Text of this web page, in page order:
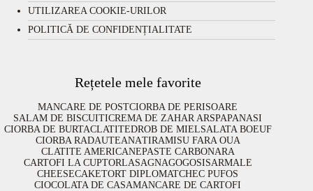
UTILIZAREA COOKIE-URILOR
POLITICĂ DE CONFIDENȚIALITATE
Rețetele mele favorite
MANCARE DE POSTCIORBA DE PERISOARE
SALAM DE BISCUITICREMA DE ZAHAR ARSPAPANASI
CIORBA DE BURTACLATITEDROB DE MIELSALATA BOEUF
CIORBA RADAUTEANATIRAMISU FARA OUA
CLATITE AMERICANEPASTE CARBONARA
CARTOFI LA CUPTORLASAGNAGOGOSISARMALE
CHEESECAKETORT DIPLOMATCHEC PUFOS
CIOCOLATA DE CASAMANCARE DE CARTOFI